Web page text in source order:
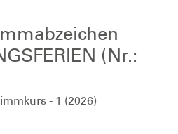
(Nr.:
- 1 (2026)